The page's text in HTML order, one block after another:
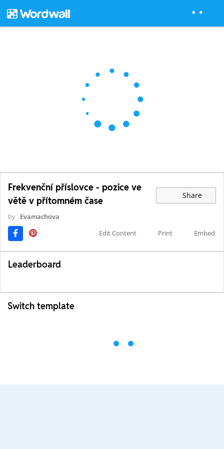
Frekvenční příslovce - pozice ve
větě v přítomném čase
Share
by Evamachova
Edit Content
Print Embed
Leaderboard
Switch template